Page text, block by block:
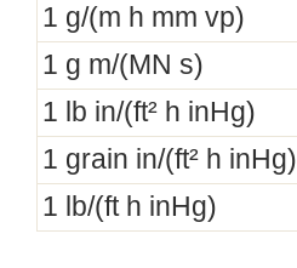
1 g/(m h mm vp)
1 g m/(MN s)
1 lb in/(ft² h inHg)
1 grain in/(ft² h inHg)
1 lb/(ft h inHg)